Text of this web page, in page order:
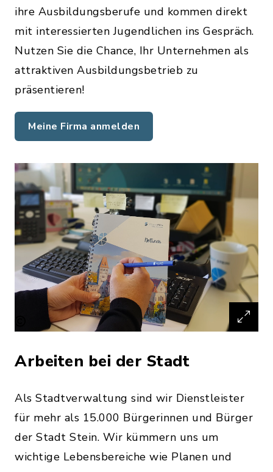
ihre Ausbildungsberufe und kommen direkt
mit interessierten Jugendlichen ins Gespräch.
Nutzen Sie die Chance, Ihr Unternehmen als
attraktiven Ausbildungsbetrieb zu
präsentieren!
Meine Firma anmelden
Arbeiten bei der Stadt
Als Stadtverwaltung sind wir Dienstleister
für mehr als 15.000 Bürgerinnen und Bürger
der Stadt Stein. Wir kümmern uns um
wichtige Lebensbereiche wie Planen und